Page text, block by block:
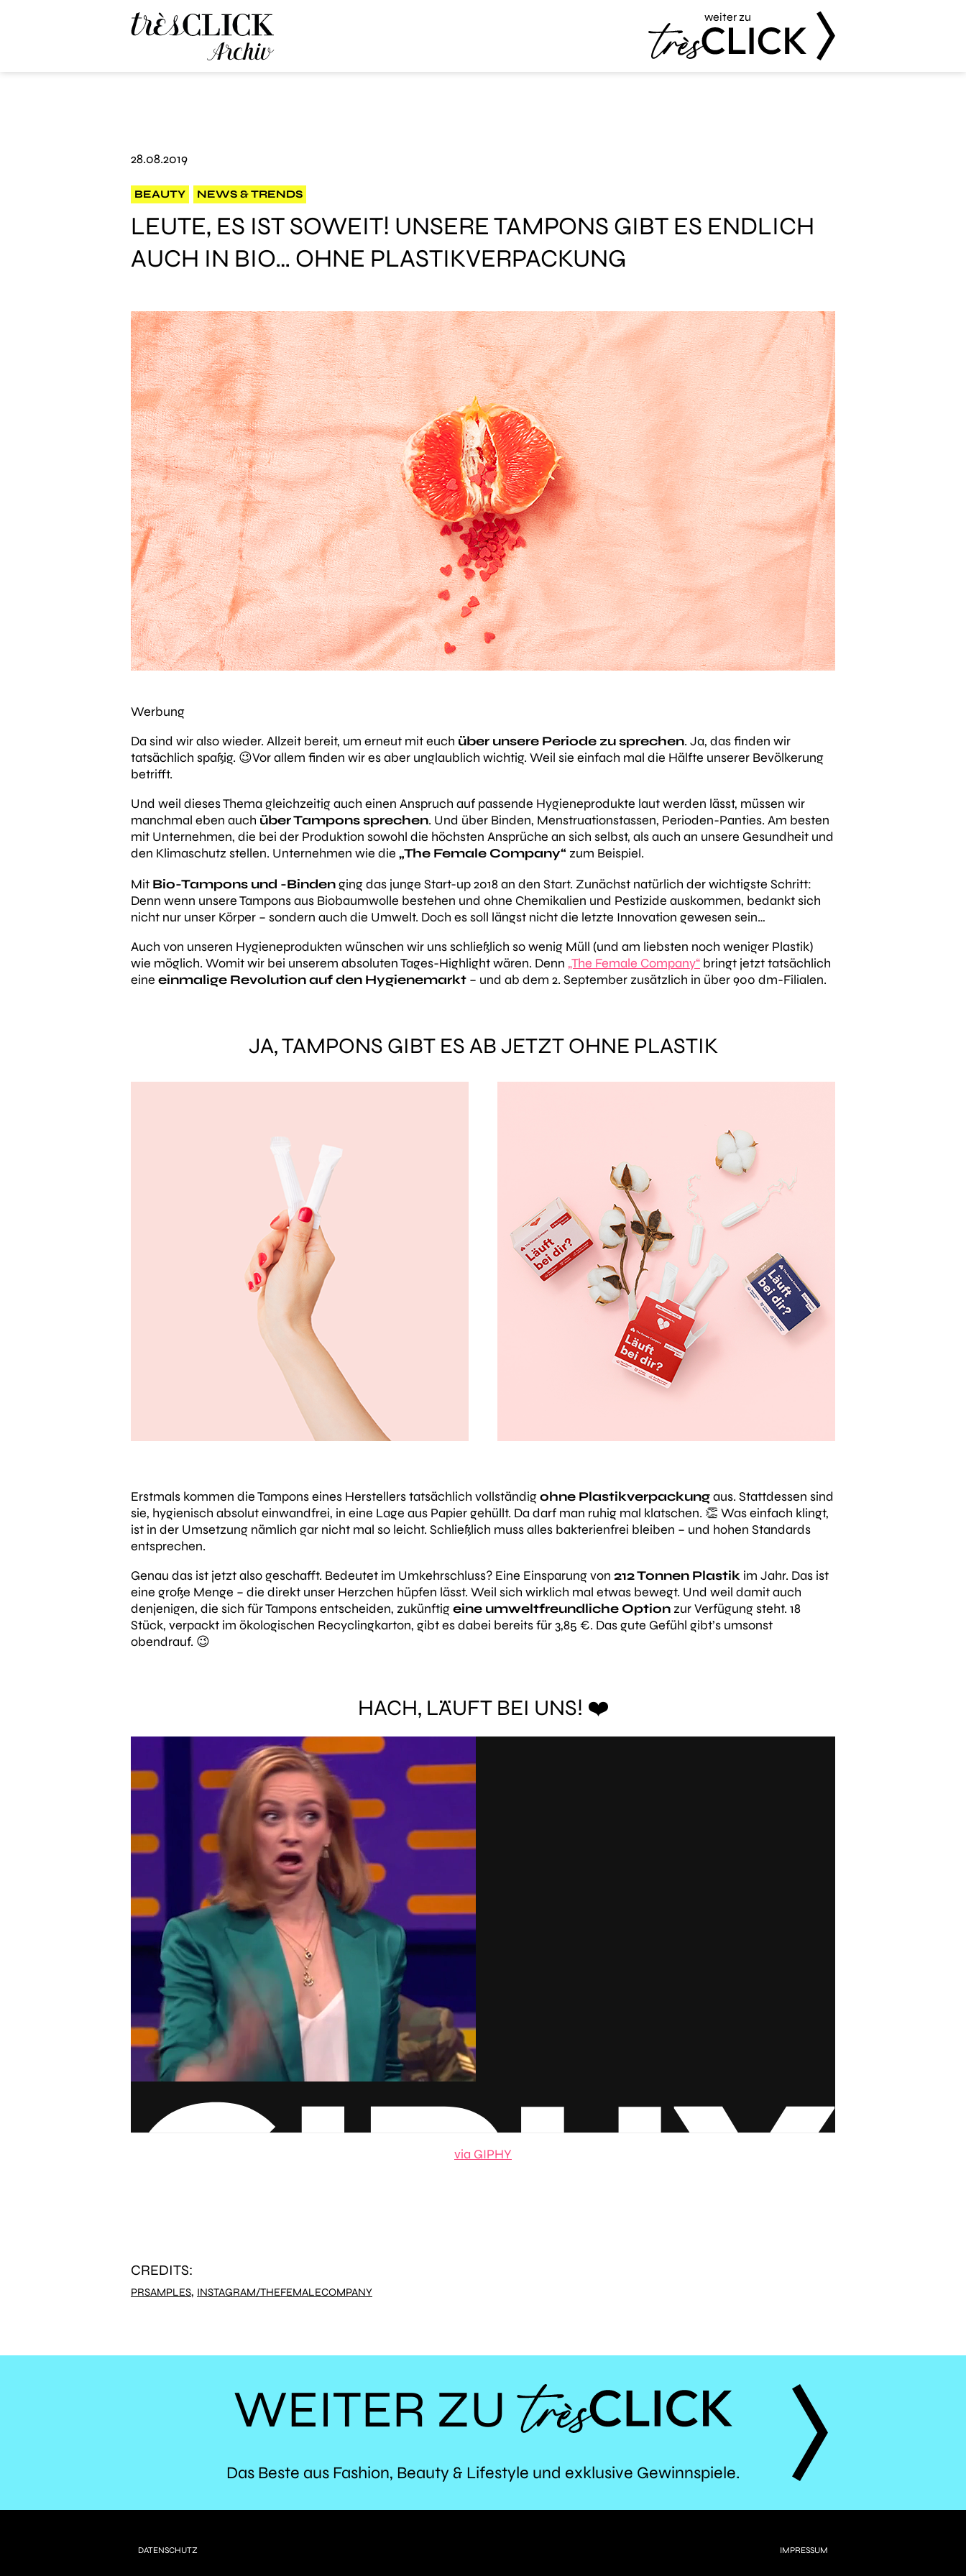
weiter zu
28.08.2019
BEAUTY NEWS & TRENDS
LEUTE, ES IST SOWEIT! UNSERE TAMPONS GIBT ES ENDLICH
AUCH IN BIO… OHNE PLASTIKVERPACKUNG
Werbung
Da sind wir also wieder. Allzeit bereit, um erneut mit euch über unsere Periode zu sprechen. Ja, das finden wir
tatsächlich spaßig. 😉Vor allem finden wir es aber unglaublich wichtig. Weil sie einfach mal die Hälfte unserer Bevölkerung
betrifft.
Und weil dieses Thema gleichzeitig auch einen Anspruch auf passende Hygieneprodukte laut werden lässt, müssen wir
manchmal eben auch über Tampons sprechen. Und über Binden, Menstruationstassen, Perioden-Panties. Am besten
mit Unternehmen, die bei der Produktion sowohl die höchsten Ansprüche an sich selbst, als auch an unsere Gesundheit und
den Klimaschutz stellen. Unternehmen wie die „The Female Company“ zum Beispiel.
Mit Bio-Tampons und -Bindenging das junge Start-up 2018 an den Start. Zunächst natürlich der wichtigste Schritt:
Denn wenn unsere Tampons aus Biobaumwolle bestehen und ohne Chemikalien und Pestizide auskommen, bedankt sich
nicht nur unser Körper – sondern auch die Umwelt. Doch es soll längst nicht die letzte Innovation gewesen sein…
Auch von unseren Hygieneprodukten wünschen wir uns schließlich so wenig Müll (und am liebsten noch weniger Plastik)
wie möglich. Womit wir bei unserem absoluten Tages-Highlight wären. Denn „The Female Company“ bringt jetzt tatsächlich
eine einmalige Revolution auf den Hygienemarkt – und ab dem 2. September zusätzlich in über 900 dm-Filialen.
JA, TAMPONS GIBT ES AB JETZT OHNE PLASTIK
Erstmals kommen die Tampons eines Herstellers tatsächlich vollständigohne Plastikverpackungaus. Stattdessen sind
sie, hygienisch absolut einwandfrei, in eine Lage aus Papier gehüllt. Da darf man ruhig mal klatschen. 👏 Was einfach klingt,
ist in der Umsetzung nämlich gar nicht mal so leicht. Schließlich muss alles bakterienfrei bleiben – und hohen Standards
entsprechen.
Genau das ist jetzt also geschafft. Bedeutet im Umkehrschluss? Eine Einsparung von 212 Tonnen Plastik im Jahr. Das ist
eine große Menge – die direkt unser Herzchen hüpfen lässt. Weil sich wirklich mal etwas bewegt. Und weil damit auch
denjenigen, die sich für Tampons entscheiden, zukünftigeine umweltfreundliche Option zur Verfügung steht. 18
Stück, verpackt im ökologischen Recyclingkarton, gibt es dabei bereits für 3,85 €. Das gute Gefühl gibt’s umsonst
obendrauf. 😉
HACH, LÄUFT BEI UNS! ❤️
via GIPHY
CREDITS:
PRSAMPLES, INSTAGRAM/THEFEMALECOMPANY
WEITER ZU
TRÈS
Das Beste aus Fashion, Beauty & Lifestyle und exklusive Gewinnspiele.
DATENSCHUTZ IMPRESSUM